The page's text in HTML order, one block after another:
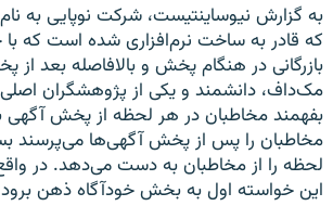
به گزارش نیوساینتیست،‌ شرکت نوپایی به
که قادر به ساخت نرم‌افزاری شده است که
بازرگانی در هنگام پخش و بالافاصله بعد از
مک‌داف، دانشمند و یکی از پژوهشگران
بفهمند مخاطبان در هر لحظه از پخش آگهی
مخاطبان را پس از پخش آگهی‌ها می‌پرسند
لحظه را از مخاطبان به دست می‌دهد. در
این خواسته اول به بخش خودآگاه ذهن برود